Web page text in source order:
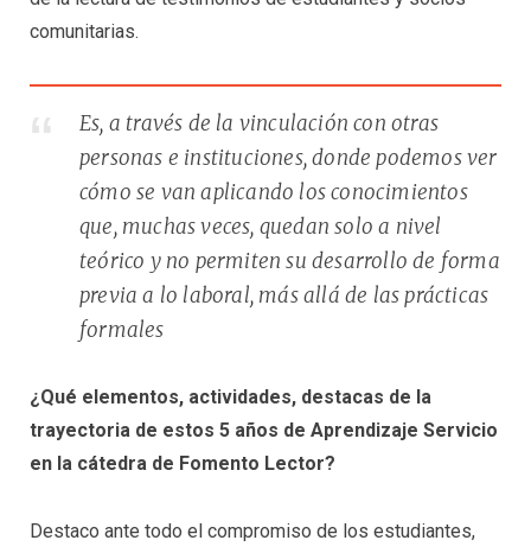
comunitarias.
Es, a través de la vinculación con otras
personas e instituciones, donde podemos ver
cómo se van aplicando los conocimientos
que, muchas veces, quedan solo a nivel
teórico y no permiten su desarrollo de forma
previa a lo laboral, más allá de las prácticas
formales
¿Qué elementos, actividades, destacas de la
trayectoria de estos 5 años de Aprendizaje Servicio
en la cátedra de Fomento Lector?
Destaco ante todo el compromiso de los estudiantes,